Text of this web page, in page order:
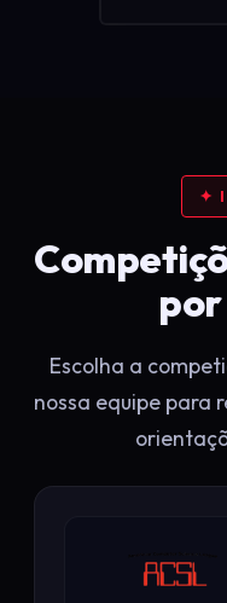
✦
Escolha a
nossa equipe para